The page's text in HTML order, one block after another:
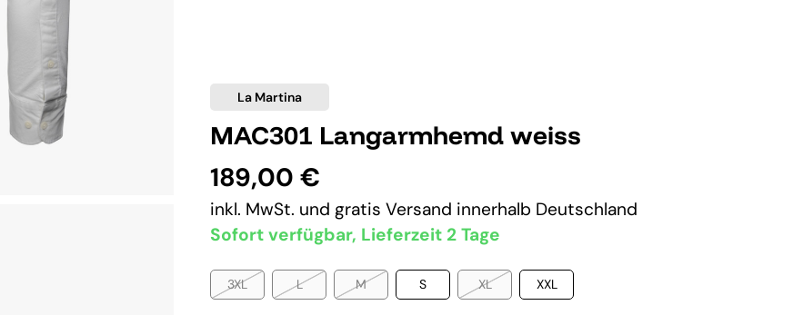
La Martina
MAC301 Langarmhemd weiss
189,00 €
inkl. MwSt. und gratis Versand innerhalb Deutschland
Sofort verfügbar, Lieferzeit 2 Tage
3XL L M S XL XXL